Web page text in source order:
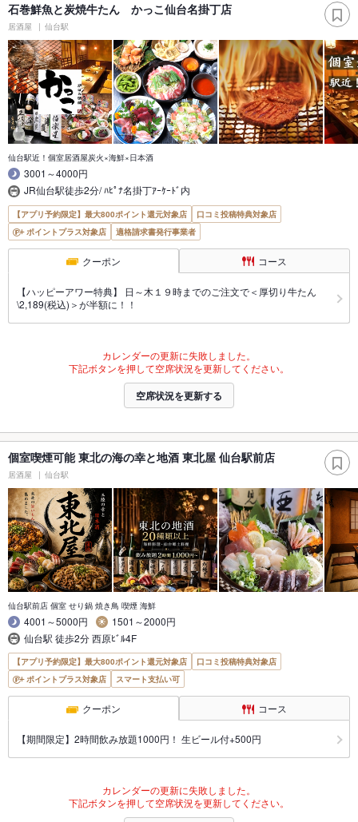
石巻鮮魚と炭焼牛たん かっこ仙台名掛丁店
居酒屋 仙台駅
仙台駅近！個室居酒屋炭火×海鮮×日本酒
3001～4000円
JR仙台駅徒歩2分/ ﾊﾋﾟﾅ名掛丁ｱｰｹｰﾄﾞ内
【アプリ予約限定】最大800ポイント還元対象店
口コミ投稿特典対象店
ポイントプラス対象店
適格請求書発行事業者
クーポン コース
【ハッピーアワー特典】 日～木１９時までのご注文で＜厚切り牛たん
\2,189(税込)＞が半額に！！
カレンダーの更新に失敗しました。
下記ボタンを押して空席状況を更新してください。
空席状況を更新する
個室喫煙可能 東北の海の幸と地酒 東北屋 仙台駅前店
居酒屋 仙台駅
仙台駅前店 個室 せり鍋 焼き鳥 喫煙 海鮮
4001～5000円
1501～2000円
仙台駅 徒歩2分 西原ﾋﾞﾙ4F
【アプリ予約限定】最大800ポイント還元対象店
口コミ投稿特典対象店
ポイントプラス対象店
スマート支払い可
クーポン コース
【期間限定】2時間飲み放題1000円！ 生ビール付+500円
カレンダーの更新に失敗しました。
下記ボタンを押して空席状況を更新してください。